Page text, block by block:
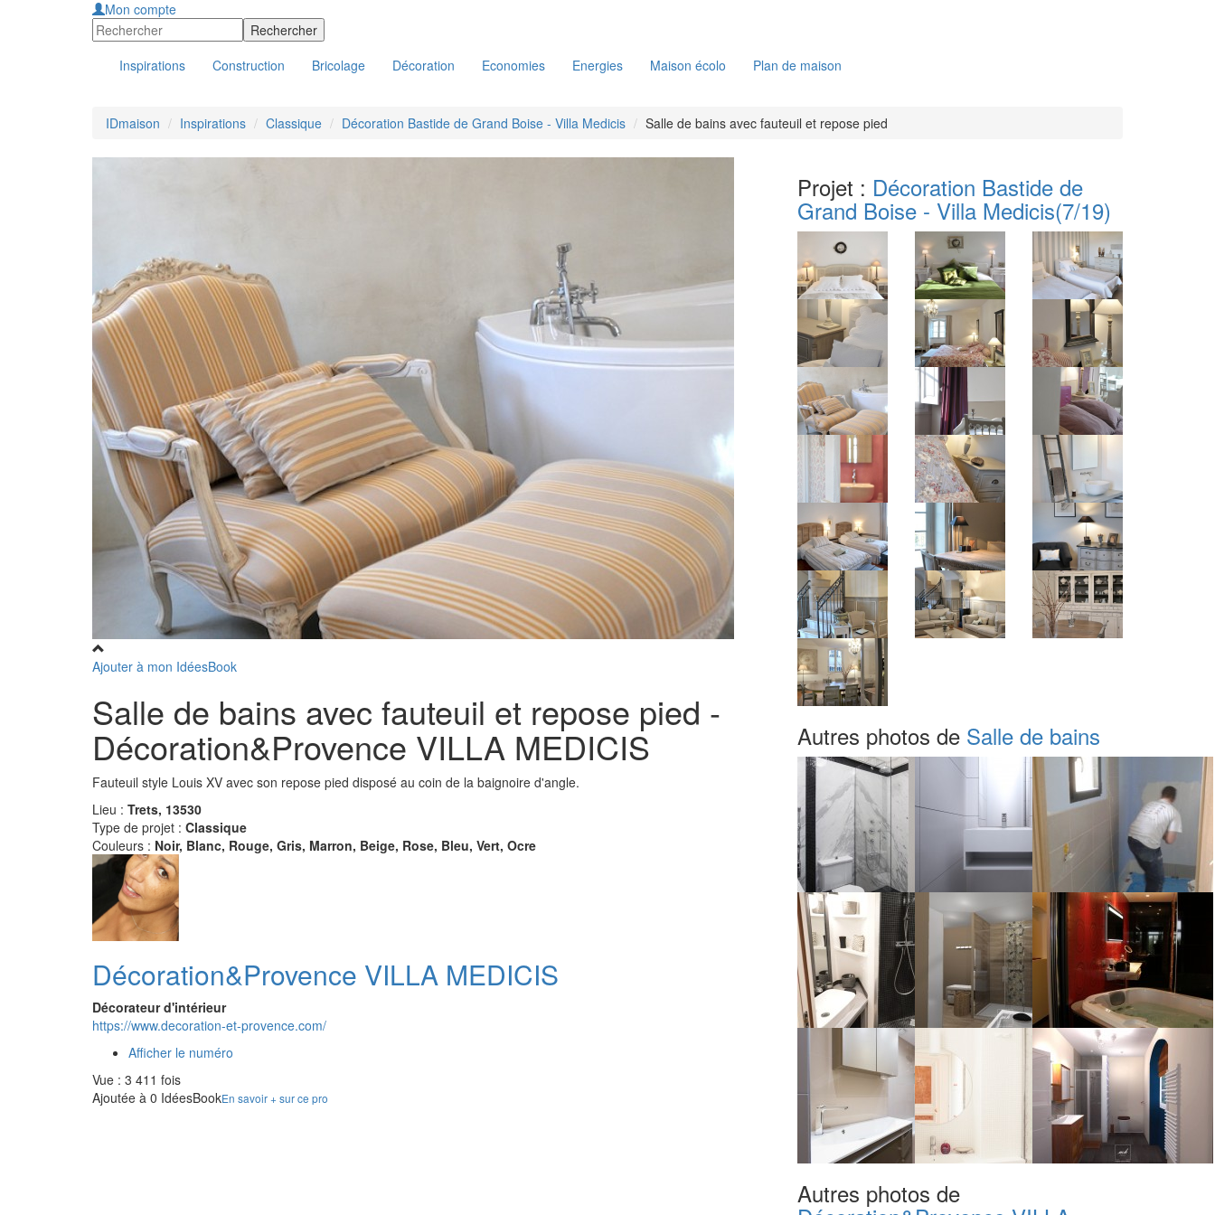
Mon compte
Inspirations Construction Bricolage Décoration Economies Energies Maison écolo Plan de maison
IDmaison Inspirations Classique Décoration Bastide de Grand Boise - Villa Medicis Salle de bains avec fauteuil et repose pied
Ajouter à mon IdéesBook
Salle de bains avec fauteuil et repose pied -
Décoration&Provence VILLA MEDICIS
Fauteuil style Louis XV avec son repose pied disposé au coin de la baignoire d'angle.
Lieu : Trets, 13530
Type de projet : Classique
Couleurs : Noir, Blanc, Rouge, Gris, Marron, Beige, Rose, Bleu, Vert, Ocre
Décoration&Provence VILLA MEDICIS
Décorateur d'intérieur
https://www.decoration-et-provence.com/
Afficher le numéro
Vue : 3 411 fois
Ajoutée à 0 IdéesBookEn savoir + sur ce pro
Projet : Décoration Bastide de
Grand Boise - Villa Medicis(7/19)
Autres photos de Salle de bains
Autres photos de